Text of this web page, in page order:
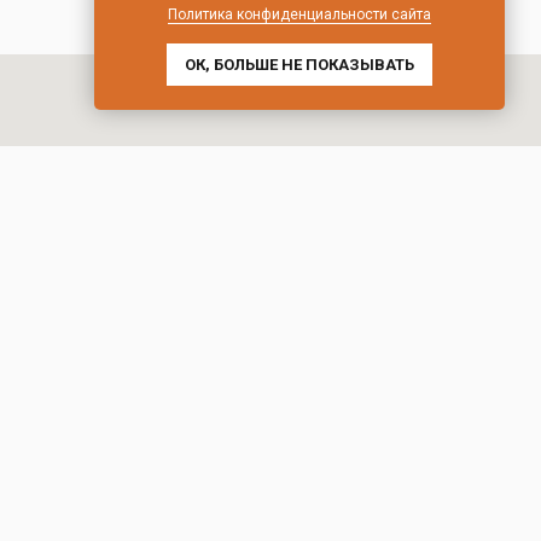
Политика конфиденциальности сайта
ОК, БОЛЬШЕ НЕ ПОКАЗЫВАТЬ